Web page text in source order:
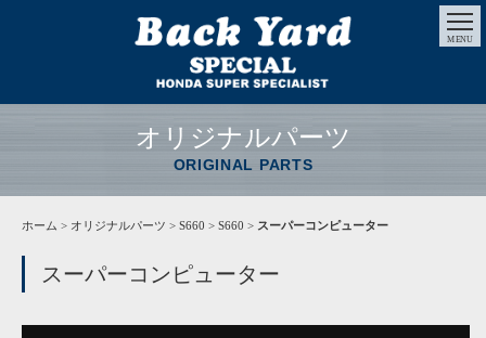
MENU
オリジナルパーツ
ORIGINAL PARTS
ホーム > オリジナルパーツ > S660 > S660 > スーパーコンピューター
スーパーコンピューター